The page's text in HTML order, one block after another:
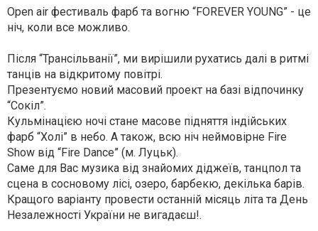
Open air фестиваль фарб та вогню “FOREVER YOUNG” - це
ніч, коли все можливо.
Після “Трансільванії”, ми вирішили рухатись далі в ритмі
танців на відкритому повітрі.
Презентуємо новий масовий проект на базі відпочинку
“Сокіл”.
Кульмінацією ночі стане масове підняття індійських
фарб “Холі” в небо. А також, всю ніч неймовірне Fire
Show від “Fire Dance” (м. Луцьк).
Саме для Вас музика від знайомих діджеїв, танцпол та
сцена в сосновому лісі, озеро, барбекю, декілька барів.
Кращого варіанту провести останній місяць літа та День
Незалежності України не вигадаєш!.